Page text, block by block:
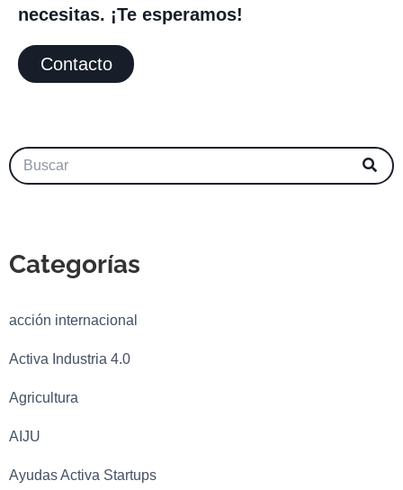
necesitas. ¡Te esperamos!
Contacto
Categorías
acción internacional
Activa Industria 4.0
Agricultura
AIJU
Ayudas Activa Startups